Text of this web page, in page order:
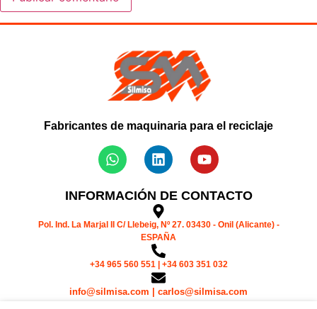
Fabricantes de maquinaria para el reciclaje
INFORMACIÓN DE CONTACTO
Pol. Ind. La Marjal II C/ Llebeig, Nº 27. 03430 - Onil (Alicante) -
ESPAÑA
+34 965 560 551 | +34 603 351 032
info@silmisa.com | carlos@silmisa.com